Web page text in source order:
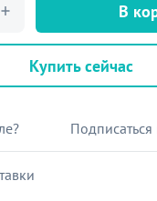
В
Купить сейчас